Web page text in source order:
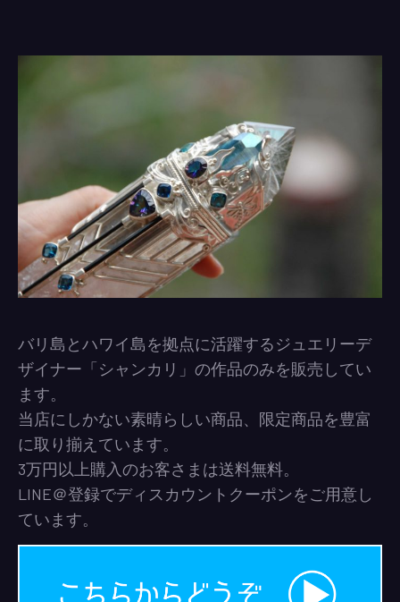
バリ島とハワイ島を拠点に活躍するジュエリーデ
ザイナー「シャンカリ」の作品のみを販売してい
ます。
当店にしかない素晴らしい商品、限定商品を豊富
に取り揃えています。
3万円以上購入のお客さまは送料無料。
LINE＠登録でディスカウントクーポンをご用意し
ています。